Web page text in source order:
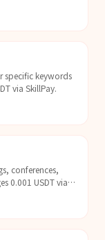
specific keywords
via SkillPay.
conferences,
0.001 USDT via